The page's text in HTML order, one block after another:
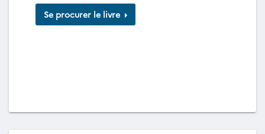
Se procurer le livre